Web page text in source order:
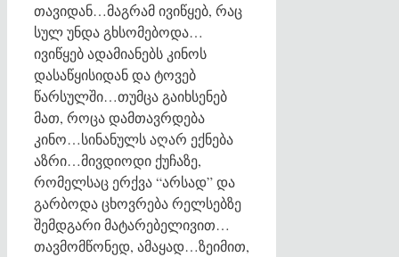
თავიდან…მაგრამ ივიწყებ, რაც
სულ უნდა გხსომებოდა…
ივიწყებ ადამიანებს კინოს
დასაწყისიდან და ტოვებ
წარსულში…თუმცა გაიხსენებ
მათ, როცა დამთავრდება
კინო…სინანულს აღარ ექნება
აზრი…მივდიოდი ქუჩაზე,
რომელსაც ერქვა “არსად” და
გარბოდა ცხოვრება რელსებზე
შემდგარი მატარებელივით…
თავმომწონედ, ამაყად…ზეიმით,